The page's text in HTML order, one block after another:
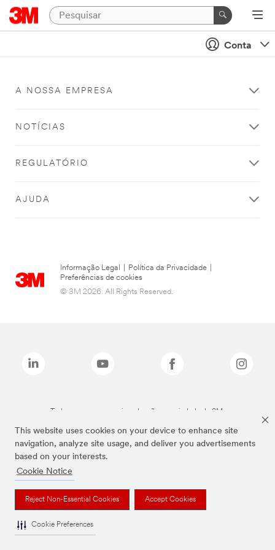
This website uses cookies on your device to enhance site
navigation, analyze site usage, and deliver you advertisements
based on your interests.
Cookie Notice
Reject Non-Essential Cookies Accept Cookies
Cookie Preferences
Conta
A NOSSA EMPRESA
NOTÍCIAS
REGULATÓRIO
AJUDA
Informação Legal Política da Privacidade
Preferências de cookies
© 3M 2026. All Rights Reserved.
Todas as marcas mencionadas são propriedade da 3M.